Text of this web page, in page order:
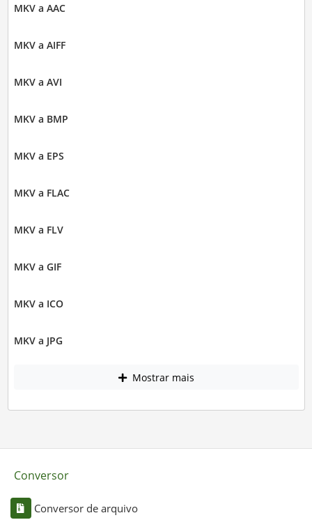
MKV a AAC
MKV a AIFF
MKV a AVI
MKV a BMP
MKV a EPS
MKV a FLAC
MKV a FLV
MKV a GIF
MKV a ICO
MKV a JPG
Mostrar mais
Conversor
Conversor de arquivo